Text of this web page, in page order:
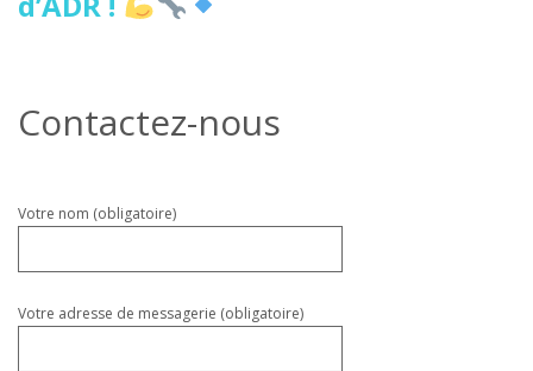
Contactez-nous
Veuillez
vide.
Votre nom (obligatoire)
Votre adresse de messagerie (obligatoire)